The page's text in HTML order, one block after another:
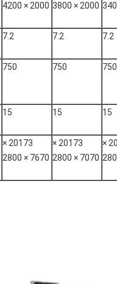
2000 × 3800
2000 × 4200
7.2
7.2
7.2
750
750
750
15
15
15
20173 ×
20173 ×
7070 × 2800
20173 ×
7670 × 2800